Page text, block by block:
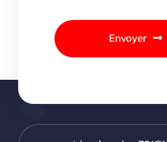
Envoyer